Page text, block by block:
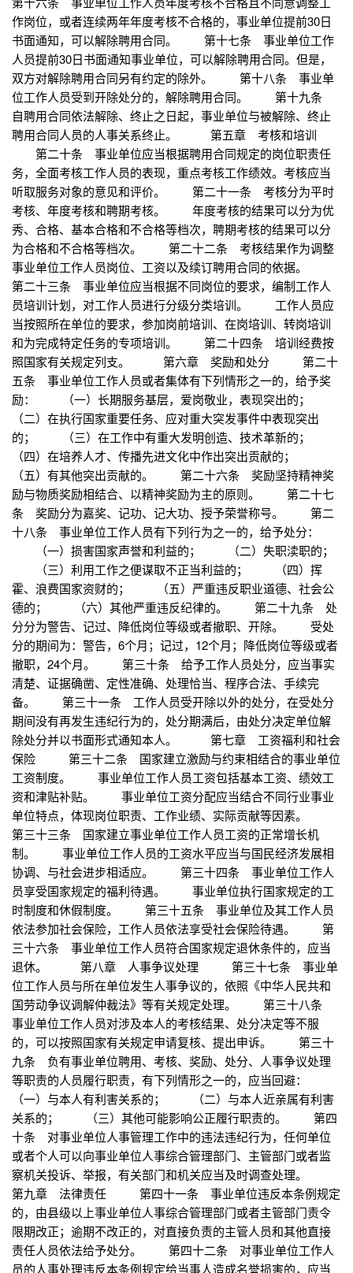
作岗位，或者连续两年年度考核不合格的，事业单位提前30日
书面通知，可以解除聘用合同。 第十七条 事业单位工作
人员提前30日书面通知事业单位，可以解除聘用合同。但是，
双方对解除聘用合同另有约定的除外。 第十八条 事业单
位工作人员受到开除处分的，解除聘用合同。 第十九条
自聘用合同依法解除、终止之日起，事业单位与被解除、终止
聘用合同人员的人事关系终止。 第五章 考核和培训
第二十条 事业单位应当根据聘用合同规定的岗位职责任
务，全面考核工作人员的表现，重点考核工作绩效。考核应当
听取服务对象的意见和评价。 第二十一条 考核分为平时
考核、年度考核和聘期考核。 年度考核的结果可以分为优
秀、合格、基本合格和不合格等档次，聘期考核的结果可以分
为合格和不合格等档次。 第二十二条 考核结果作为调整
事业单位工作人员岗位、工资以及续订聘用合同的依据。
第二十三条 事业单位应当根据不同岗位的要求，编制工作人
员培训计划，对工作人员进行分级分类培训。 工作人员应
当按照所在单位的要求，参加岗前培训、在岗培训、转岗培训
和为完成特定任务的专项培训。 第二十四条 培训经费按
照国家有关规定列支。 第六章 奖励和处分 第二十
五条 事业单位工作人员或者集体有下列情形之一的，给予奖
励： （一）长期服务基层，爱岗敬业，表现突出的；
（二）在执行国家重要任务、应对重大突发事件中表现突出
的； （三）在工作中有重大发明创造、技术革新的；
（四）在培养人才、传播先进文化中作出突出贡献的；
（五）有其他突出贡献的。 第二十六条 奖励坚持精神奖
励与物质奖励相结合、以精神奖励为主的原则。 第二十七
条 奖励分为嘉奖、记功、记大功、授予荣誉称号。 第二
十八条 事业单位工作人员有下列行为之一的，给予处分：
（一）损害国家声誉和利益的； （二）失职渎职的；
（三）利用工作之便谋取不正当利益的； （四）挥
霍、浪费国家资财的； （五）严重违反职业道德、社会公
德的； （六）其他严重违反纪律的。 第二十九条 处
分分为警告、记过、降低岗位等级或者撤职、开除。 受处
分的期间为：警告，6个月；记过，12个月；降低岗位等级或者
撤职，24个月。 第三十条 给予工作人员处分，应当事实
清楚、证据确凿、定性准确、处理恰当、程序合法、手续完
备。 第三十一条 工作人员受开除以外的处分，在受处分
期间没有再发生违纪行为的，处分期满后，由处分决定单位解
除处分并以书面形式通知本人。 第七章 工资福利和社会
保险 第三十二条 国家建立激励与约束相结合的事业单位
工资制度。 事业单位工作人员工资包括基本工资、绩效工
资和津贴补贴。 事业单位工资分配应当结合不同行业事业
单位特点，体现岗位职责、工作业绩、实际贡献等因素。
第三十三条 国家建立事业单位工作人员工资的正常增长机
制。 事业单位工作人员的工资水平应当与国民经济发展相
协调、与社会进步相适应。 第三十四条 事业单位工作人
员享受国家规定的福利待遇。 事业单位执行国家规定的工
时制度和休假制度。 第三十五条 事业单位及其工作人员
依法参加社会保险，工作人员依法享受社会保险待遇。 第
三十六条 事业单位工作人员符合国家规定退休条件的，应当
退休。 第八章 人事争议处理 第三十七条 事业单
位工作人员与所在单位发生人事争议的，依照《中华人民共和
国劳动争议调解仲裁法》等有关规定处理。 第三十八条
事业单位工作人员对涉及本人的考核结果、处分决定等不服
的，可以按照国家有关规定申请复核、提出申诉。 第三十
九条 负有事业单位聘用、考核、奖励、处分、人事争议处理
等职责的人员履行职责，有下列情形之一的，应当回避：
（一）与本人有利害关系的； （二）与本人近亲属有利害
关系的； （三）其他可能影响公正履行职责的。 第四
十条 对事业单位人事管理工作中的违法违纪行为，任何单位
或者个人可以向事业单位人事综合管理部门、主管部门或者监
察机关投诉、举报，有关部门和机关应当及时调查处理。
第九章 法律责任 第四十一条 事业单位违反本条例规定
的，由县级以上事业单位人事综合管理部门或者主管部门责令
限期改正；逾期不改正的，对直接负责的主管人员和其他直接
责任人员依法给予处分。 第四十二条 对事业单位工作人
员的人事处理违反本条例规定给当事人造成名誉损害的，应当